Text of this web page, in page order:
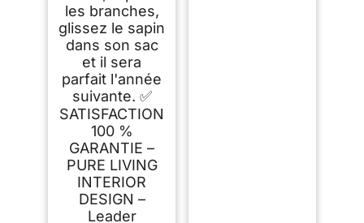
les branches,
glissez le sapin
dans son sac
et il sera
parfait l'année
suivante. ✅
SATISFACTION
100 %
GARANTIE –
PURE LIVING
INTERIOR
DESIGN –
Leader